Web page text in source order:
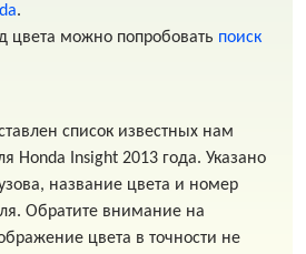
.
цвета можно попробовать поиск
список известных нам
Honda Insight 2013 года. Указано
название цвета и номер
Обратите внимание на
цвета в точности не